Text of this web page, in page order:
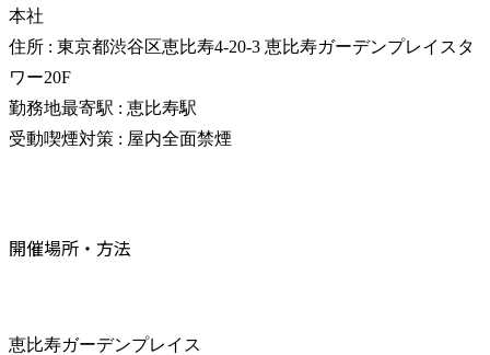
本社
住所 : 東京都渋谷区恵比寿4-20-3 恵比寿ガーデンプレイスタ
ワー20F
勤務地最寄駅 : 恵比寿駅
受動喫煙対策 : 屋内全面禁煙
開催場所・方法
恵比寿ガーデンプレイス